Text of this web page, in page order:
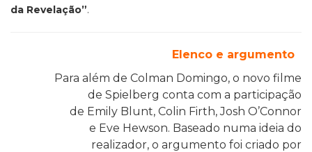
da Revelação”.
Elenco e argumento
Para além de Colman Domingo, o novo filme
de Spielberg conta com a participação
de Emily Blunt, Colin Firth, Josh O’Connor
e Eve Hewson. Baseado numa ideia do
realizador, o argumento foi criado por